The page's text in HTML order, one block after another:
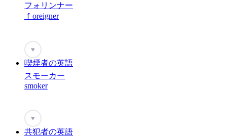
フォリンナー
ｆoreigner
♥
喫煙者の英語
スモーカー
smoker
♥
共犯者の英語